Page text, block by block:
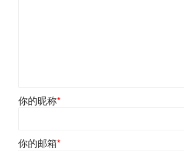
你的昵称*
你的邮箱*